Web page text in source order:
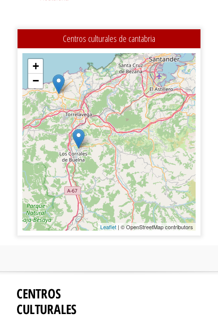
Centros culturales de cantabria
+
−
Leaflet | © OpenStreetMap contributors